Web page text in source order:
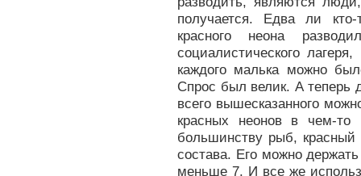
получается. Едва ли
красного неона
социалистического
каждого малька можно
Спрос был велик. А теперь
всего вышесказанного
красных неонов в чем-то
большинству рыб, красный
состава. Его можно
меньше 7. И все же